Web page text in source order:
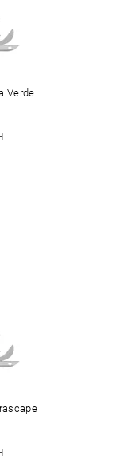
Verde